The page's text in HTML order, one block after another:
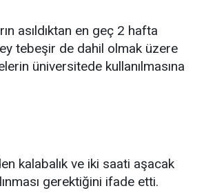
asıldıktan en geç 2 hafta
tebeşir de dahil olmak üzere
üniversitede kullanılmasına
kalabalık ve iki saati aşacak
gerektiğini ifade etti.